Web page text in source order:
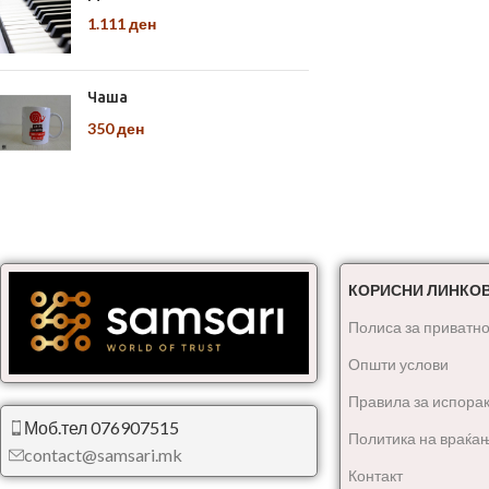
1.111ден
Чаша
350ден
Моб.тел 076907515
contact@samsari.mk
КОРИСНИ
Полиса за
Општи услови
Правила за
Политика на
Контакт